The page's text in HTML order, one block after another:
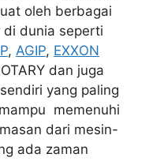
oleh berbagai
di dunia seperti
, AGIP, EXXON
dan juga
yang paling
memenuhi
dari mesin-
ada zaman